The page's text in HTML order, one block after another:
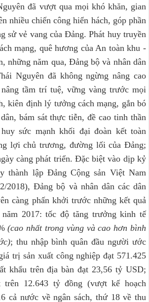
đã vượt qua mọi khó khăn, gian
nhiều chiến công hiển hách, góp phần
sử vẻ vang của Đảng. Phát huy truyền
mạng, quê hương của An toàn khu -
những năm qua, Đảng bộ và nhân dân
Nguyên đã không ngừng nâng cao
tầm trí tuệ, vững vàng trước mọi
kiên định lý tưởng cách mạng, gắn bó
bám sát thực tiễn, đề cao tinh thần
sức mạnh khối đại đoàn kết toàn
lợi chủ trương, đường lối của Đảng;
càng phát triển. Đặc biệt vào dịp kỷ
thành lập Đảng Cộng sản Việt Nam
2018), Đảng bộ và nhân dân các dân
càng phấn khởi trước những kết quả
2017: tốc độ tăng trưởng kinh tế
(cao nhất trong vùng và cao hơn bình
; thu nhập bình quân đầu người ước
trị sản xuất công nghiệp đạt 571.425
khẩu trên địa bàn đạt 23,56 tỷ USD;
trên 12.643 tỷ đồng (vượt kế hoạch
cả nước về ngân sách, thứ 18 về thu